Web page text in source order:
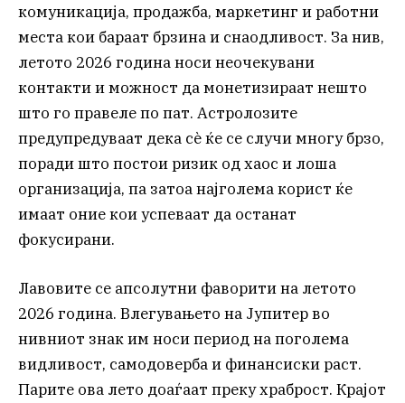
комуникација, продажба, маркетинг и работни
места кои бараат брзина и снаодливост. За нив,
летото 2026 година носи неочекувани
контакти и можност да монетизираат нешто
што го правеле по пат. Астролозите
предупредуваат дека сè ќе се случи многу брзо,
поради што постои ризик од хаос и лоша
организација, па затоа најголема корист ќе
имаат оние кои успеваат да останат
фокусирани.
Лавовите се апсолутни фаворити на летото
2026 година. Влегувањето на Јупитер во
нивниот знак им носи период на поголема
видливост, самодоверба и финансиски раст.
Парите ова лето доаѓаат преку храброст. Крајот